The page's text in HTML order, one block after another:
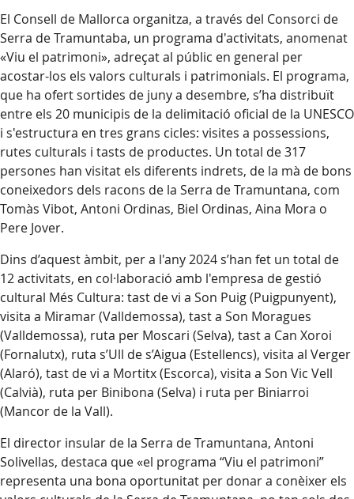
El Consell de Mallorca organitza, a través del Consorci de
Serra de Tramuntaba, un programa d'activitats, anomenat
«Viu el patrimoni», adreçat al públic en general per
acostar-los els valors culturals i patrimonials. El programa,
que ha ofert sortides de juny a desembre, s’ha distribuït
entre els 20 municipis de la delimitació oficial de la UNESCO
i s'estructura en tres grans cicles: visites a possessions,
rutes culturals i tasts de productes. Un total de 317
persones han visitat els diferents indrets, de la mà de bons
coneixedors dels racons de la Serra de Tramuntana, com
Tomàs Vibot, Antoni Ordinas, Biel Ordinas, Aina Mora o
Pere Jover.
Dins d’aquest àmbit, per a l'any 2024 s’han fet un total de
12 activitats, en col·laboració amb l'empresa de gestió
cultural Més Cultura: tast de vi a Son Puig (Puigpunyent),
visita a Miramar (Valldemossa), tast a Son Moragues
(Valldemossa), ruta per Moscari (Selva), tast a Can Xoroi
(Fornalutx), ruta s’Ull de s’Aigua (Estellencs), visita al Verger
(Alaró), tast de vi a Mortitx (Escorca), visita a Son Vic Vell
(Calvià), ruta per Binibona (Selva) i ruta per Biniarroi
(Mancor de la Vall).
El director insular de la Serra de Tramuntana, Antoni
Solivellas, destaca que «el programa “Viu el patrimoni”
representa una bona oportunitat per donar a conèixer els